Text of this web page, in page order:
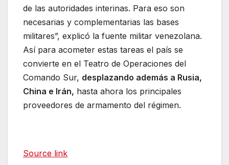
de las autoridades interinas. Para eso son
necesarias y complementarias las bases
militares”, explicó la fuente militar venezolana.
Así para acometer estas tareas el país se
convierte en el Teatro de Operaciones del
Comando Sur, desplazando además a Rusia,
China e Irán, hasta ahora los principales
proveedores de armamento del régimen.
Source link